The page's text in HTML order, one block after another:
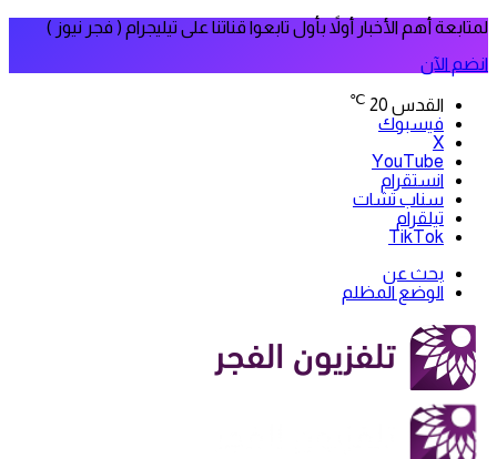
لمتابعة أهم الأخبار أولاً بأول تابعوا قناتنا على تيليجرام ( فجر نيوز )
انضم الآن
القدس 20
℃
فيسبوك
‫X
‫YouTube
انستقرام
سناب تشات
تيلقرام
‫TikTok
بحث عن
الوضع المظلم